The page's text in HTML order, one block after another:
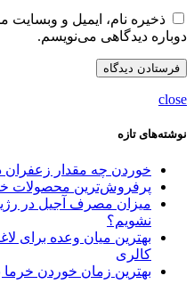
ذخیره نام، ایمیل و
دوباره دیدگاهی می‌نویسم.
close
نوشته‌های تازه
خوردن چه مقدار
پرفروش‌ترین محصولات
میزان مصرف آجیل در
نشویم؟
کالری
بهترین زمان خوردن